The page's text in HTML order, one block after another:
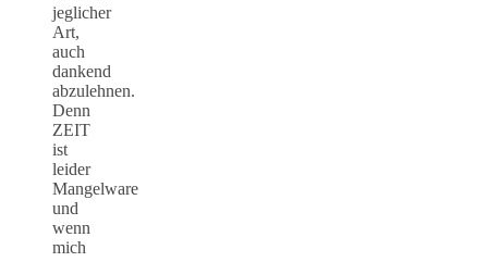
jeglicher
Art,
auch
dankend
abzulehnen.
Denn
ZEIT
ist
leider
Mangelware
und
wenn
mich